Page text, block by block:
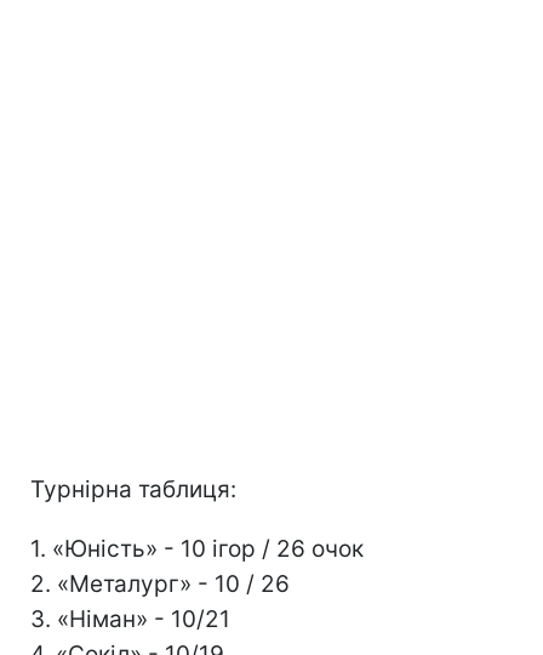
Турнірна таблиця:
1. «Юність» - 10 ігор / 26 очок
2. «Металург» - 10 / 26
3. «Німан» - 10/21